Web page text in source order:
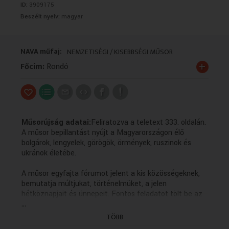
ID: 3909175
Beszélt nyelv: magyar
NAVA műfaj: NEMZETISÉGI / KISEBBSÉGI MŰSOR
Főcím: Rondó +
Műsorújság adatai:Feliratozva a teletext 333. oldalán.
A műsor bepillantást nyújt a Magyarországon élő
bolgárok, lengyelek, görögök, örmények, ruszinok és
ukránok életébe.
A műsor egyfajta fórumot jelent a kis közösségeknek,
bemutatja múltjukat, történelmüket, a jelen
hétköznapjait és ünnepeit. Fontos feladatot tölt be az
anyanyelvi kultúra ápolásában, hiszen a forgatott
anyagok többsége az adott kisebbség nyelvén készül
...
TÖBB